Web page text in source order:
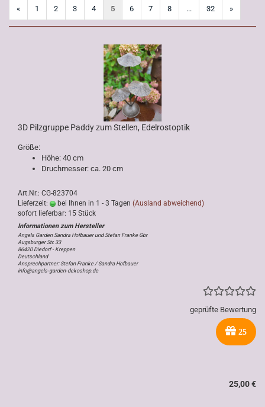
« 1 2 3 4 5 6 7 8 ... 32 »
3D Pilzgruppe Paddy zum Stellen, Edelrostoptik
Größe:
Höhe: 40 cm
Druchmesser: ca. 20 cm
Art.Nr.: CG-823704
Lieferzeit:
bei Ihnen in 1 - 3 Tagen (Ausland abweichend)
sofort lieferbar: 15 Stück
Angels Garden Sandra Hofbauer und Stefan Franke Gbr
Augsburger Str. 33
86420 Diedorf - Kreppen
Deutschland
Ansprechpartner: Stefan Franke / Sandra Hofbauer
info@angels-garden-dekoshop.de
geprüfte Bewertung
25
25,00 €